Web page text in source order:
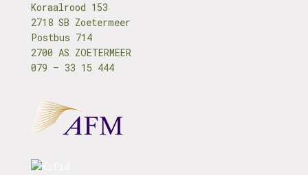
Koraalrood 153
2718 SB Zoetermeer
Postbus 714
2700 AS ZOETERMEER
079 – 33 15 444